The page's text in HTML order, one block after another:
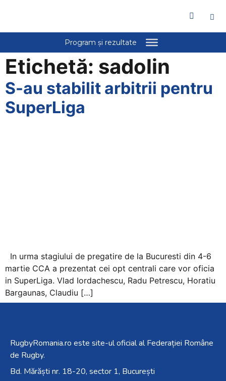
Etichetă: sadolin
S-au stabilit arbitrii pentru
SuperLiga
In urma stagiului de pregatire de la Bucuresti din 4-6
martie CCA a prezentat cei opt centrali care vor oficia
in SuperLiga. Vlad Iordachescu, Radu Petrescu, Horatiu
Bargaunas, Claudiu […]
RugbyRomania.ro este site-ul oficial al Federației Române
de Rugby.
Bd. Mărăști nr. 18-20, sector 1, București